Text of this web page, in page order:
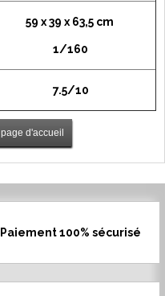
59 x 39 x 63,5 cm
1/160
7.5/10
Paiement 100% sécurisé